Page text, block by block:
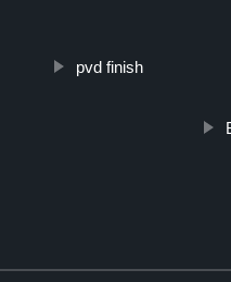
pvd finish